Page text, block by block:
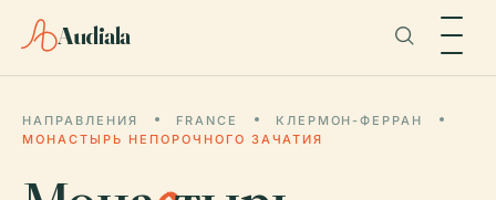
Audiala
НАПРАВЛЕНИЯ FRANCE
КЛЕРМОН-ФЕРРАН
МОНАСТЫРЬ НЕПОРОЧНОГО ЗАЧАТИЯ